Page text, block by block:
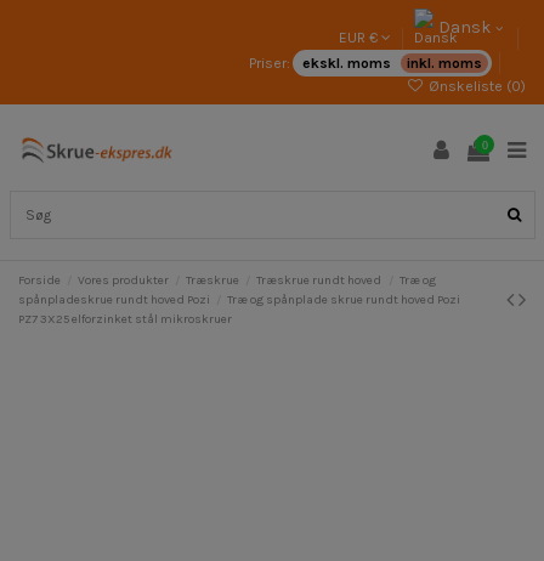
EUR € Dansk
Priser: ekskl. moms
inkl. moms
Ønskeliste (0)
0
Forside Vores produkter Træskrue Træskrue rundt hoved
Træ og
spånpladeskrue rundt hoved Pozi
Træ og spånplade skrue rundt hoved Pozi
PZ7 3X25 elforzinket stål mikroskruer